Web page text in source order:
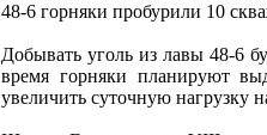
48-6 горняки пробурили 10
Добывать уголь из лавы 48-6
время горняки планируют
увеличить суточную нагрузку